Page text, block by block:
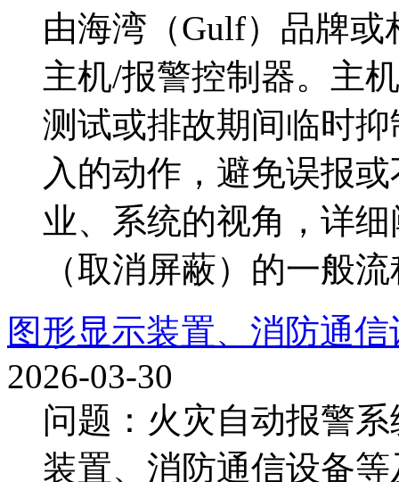
由海湾（Gulf）品牌
主机/报警控制器。主
测试或排故期间临时
入的动作，避免误报
业、系统的视角，详
（取消屏蔽）的一般
图形显示装置、消防通
2026-03-30
问题：火灾自动报警
装置、消防通信设备